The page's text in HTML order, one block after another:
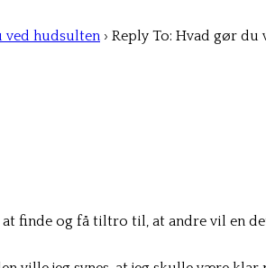
ved hudsulten › Reply To: Hvad gør du
finde og få tiltro til, at andre vil en